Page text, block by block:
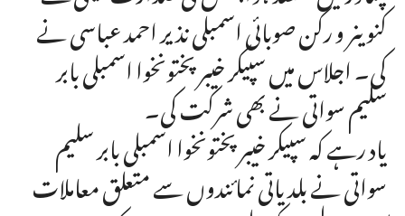
کنوینر و رکن صوبائی اسمبلی نذیر احمد عباسی نے
کی۔ اجلاس میں سپیکر خیبر پختونخوا اسمبلی بابر
سلیم سواتی نے بھی شرکت کی۔
یاد رہے کہ سپیکر خیبر پختونخوا اسمبلی بابر سلیم
سواتی نے بلدیاتی نمائندوں سے متعلق معاملات